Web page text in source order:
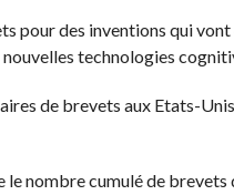
pour des inventions qui
nouvelles technologies
de brevets aux Etats-
nombre cumulé de brevets